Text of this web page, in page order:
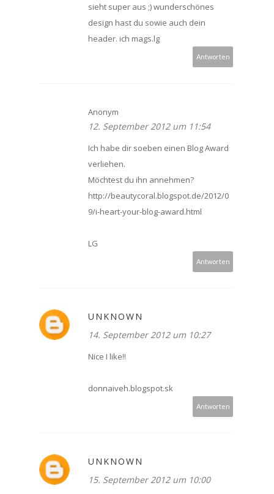
sieht super aus ;) wunderschönes
design hast du sowie auch dein
header. ich mags.lg
Antworten
Anonym
12. September 2012 um 11:54
Ich habe dir soeben einen Blog Award
verliehen.
Möchtest du ihn annehmen?
http://beautycoral.blogspot.de/2012/0
9/i-heart-your-blog-award.html
LG
Antworten
UNKNOWN
14. September 2012 um 10:27
Nice I like!!
donnaiveh.blogspot.sk
Antworten
UNKNOWN
15. September 2012 um 10:00